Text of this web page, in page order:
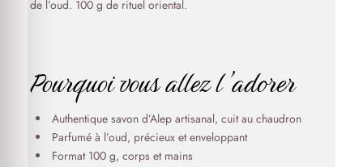
sensibles comme le visage
Nettoie en profondeur et en douceur
Convient à toute la famille
Idéal pour la toilette quotidienne
Laisse la peau hydratée et délicatement parfumée
de l’oud. 100 g de rituel oriental.
Pourquoi vous allez l’adorer
Authentique savon d’Alep artisanal, cuit au chaudron
Parfumé à l’oud, précieux et enveloppant
Format 100 g, corps et mains